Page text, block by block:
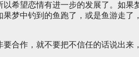
希望恋情有进一步的发展了。如果
梦中钓到的鱼跑了，或是鱼游走了
要合作，就不要把不信任的话说出来